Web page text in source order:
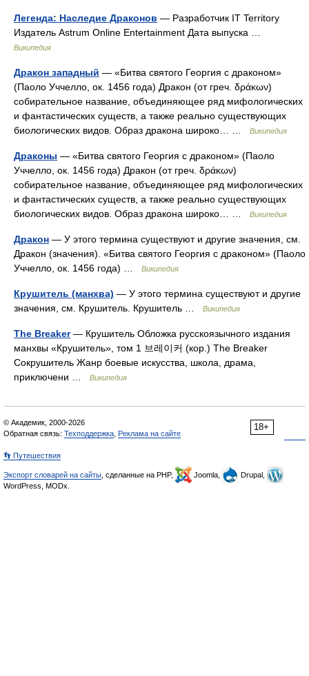
Легенда: Наследие Драконов — Разработчик IT Territory
Издатель Astrum Online Entertainment Дата выпуска …
Википедия
Дракон западный — «Битва святого Георгия с драконом»
(Паоло Уччелло, ок. 1456 года) Дракон (от греч. δράκων)
собирательное название, объединяющее ряд мифологических
и фантастических существ, а также реально существующих
биологических видов. Образ дракона широко… …
Википедия
Драконы — «Битва святого Георгия с драконом» (Паоло
Уччелло, ок. 1456 года) Дракон (от греч. δράκων)
собирательное название, объединяющее ряд мифологических
и фантастических существ, а также реально существующих
биологических видов. Образ дракона широко… …
Википедия
Дракон — У этого термина существуют и другие значения, см.
Дракон (значения). «Битва святого Георгия с драконом» (Паоло
Уччелло, ок. 1456 года) …
Википедия
Крушитель (манхва) — У этого термина существуют и другие
значения, см. Крушитель. Крушитель …
Википедия
The Breaker— Крушитель Обложка русскоязычного издания
манхвы «Крушитель», том 1 브레이커 (кор.) The Breaker
Сокрушитель Жанр боевые искусства, школа, драма,
приключени …
Википедия
18+
© Академик, 2000-2026
Обратная связь: Техподдержка Реклама на сайте
👣 Путешествия
Экспорт словарей на сайты , сделанные на PHP, Joomla,
Drupal,
WordPress, MODx.